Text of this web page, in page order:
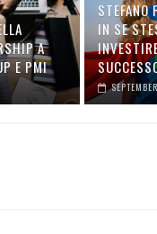
A
E PMI
STEFANO
IN SE